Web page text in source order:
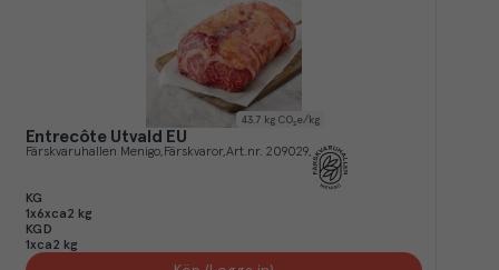
43.7 kg CO₂e/kg
Entrecôte Utvald EU
Färskvaruhallen Menigo Färskvaror Art.nr. 209029
KG
1x6xca2 kg
KGD
1xca2 kg